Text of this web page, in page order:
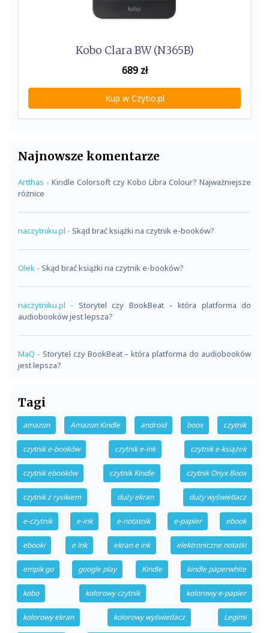
Kobo Clara BW (N365B)
689zł
Kup w Czytio.pl
Najnowsze komentarze
Artthas - Kindle Colorsoft czy Kobo Libra Colour? Najważniejsze
różnice
naczytniku.pl - Skąd brać książki na czytnik e-booków?
Olek - Skąd brać książki na czytnik e-booków?
naczytniku.pl - Storytel czy BookBeat – która platforma do
audiobooków jest lepsza?
MaQ - Storytel czy BookBeat – która platforma do audiobooków
jest lepsza?
Tagi
amazon Amazon Kindle android boox czytnik
czytnik e-booków czytnik e-ink czytnik e-książek
czytnik ebooków czytnik Kindle czytnik Onyx Boox
czytnik z rysikiem duży ekran duży wyświetlacz
e-czytnik e-ink e-notatnik e-papier ebook
ebooki e ink ekran e ink elektroniczne notatki
empik go google play Kindle kindle paperwhite
kobo kolorowy czytnik kolorowy e-papier
kolorowy ekran kolorowy wyświetlacz Legimi